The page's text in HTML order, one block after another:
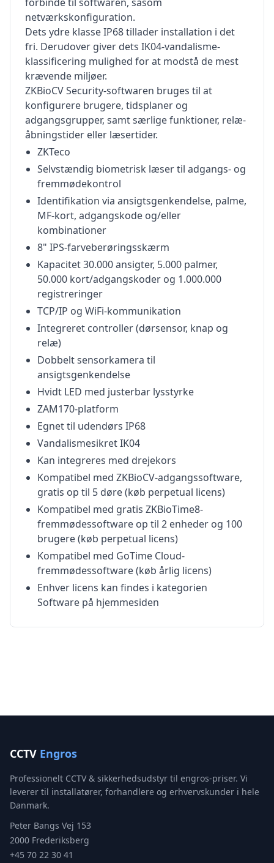
netværkskonfiguration.
Dets ydre klasse IP68 tillader installation i det
fri. Derudover giver dets IK04-vandalisme-
klassificering mulighed for at modstå de mest
krævende miljøer.
ZKBioCV Security-softwaren bruges til at
konfigurere brugere, tidsplaner og
adgangsgrupper, samt særlige funktioner, relæ-
åbningstider eller læsertider.
ZKTeco
Selvstændig biometrisk læser til adgangs- og
fremmødekontrol
Identifikation via ansigtsgenkendelse, palme,
MF-kort, adgangskode og/eller
kombinationer
8" IPS-farveberøringsskærm
Kapacitet 30.000 ansigter, 5.000 palmer,
50.000 kort/adgangskoder og 1.000.000
registreringer
TCP/IP og WiFi-kommunikation
Integreret controller (dørsensor, knap og
relæ)
Dobbelt sensorkamera til
ansigtsgenkendelse
Hvidt LED med justerbar lysstyrke
ZAM170-platform
Egnet til udendørs IP68
Vandalismesikret IK04
Kan integreres med drejekors
Kompatibel med ZKBioCV-adgangssoftware,
gratis op til 5 døre (køb perpetual licens)
Kompatibel med gratis ZKBioTime8-
fremmødessoftware op til 2 enheder og 100
brugere (køb perpetual licens)
Kompatibel med GoTime Cloud-
fremmødessoftware (køb årlig licens)
Enhver licens kan findes i kategorien
Software på hjemmesiden
CCTV Engros
Professionelt CCTV & sikkerhedsudstyr til engros-priser. Vi
leverer til installatører, forhandlere og erhvervskunder i hele
Danmark.
Peter Bangs Vej 153
2000 Frederiksberg
+45 70 22 30 41